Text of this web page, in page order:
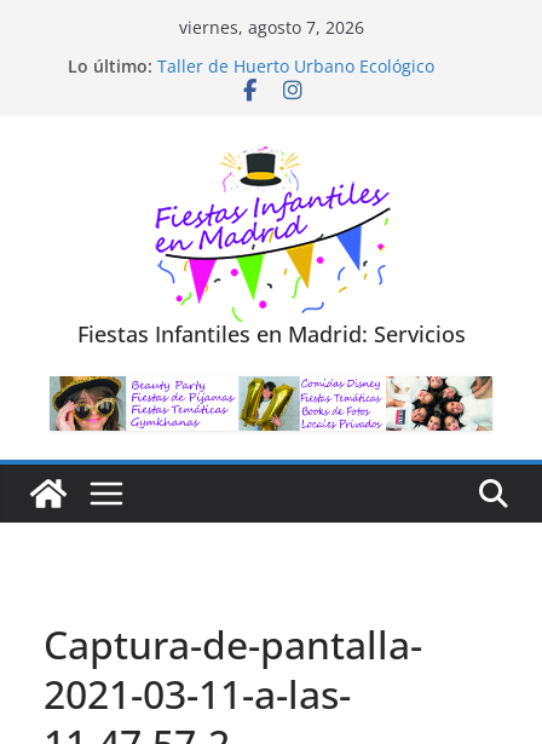
viernes, agosto 7, 2026
Lo último: Diseño de Moda y Reciclaje de Prendas
Taller de Huerto Urbano Ecológico
TALLER FOTOGRAFÍA LA NATURALEZA
Trivial Virtual para niños
Fiestas Infantiles en Madrid: Servicios
Captura-de-pantalla-
2021-03-11-a-las-